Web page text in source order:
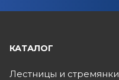
КАТАЛОГ
Лестницы и стремянки